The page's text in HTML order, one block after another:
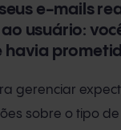
e-mails
usuário:
havia
gerenciar
sobre o tipo